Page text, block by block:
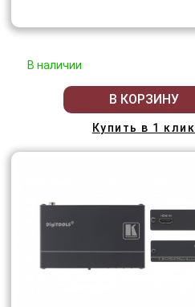
В наличии
В КОРЗИНУ
Купить в 1 клик